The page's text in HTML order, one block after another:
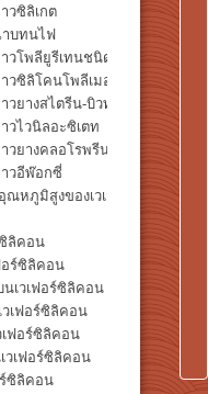
วซิลิเกต
บทนไฟ
โพลียูรีเทนชนิดพิเศษ
ซิลิโคนโพลีเมอร์ดัดแปลงพิเศษ
ยางสไตรีน-บิวทาไดอีน
วไวนิลอะซิเตท
วยางคลอโรพรีน
วอีพ๊อกซี่
หภูมิสูงของเวเฟอร์ซิลิคอน
ซิลิคอน
อร์ซิลิคอน
เวเฟอร์ซิลิคอน
เฟอร์ซิลิคอน
เฟอร์ซิลิคอน
วเฟอร์ซิลิคอน
ร์ซิลิคอน